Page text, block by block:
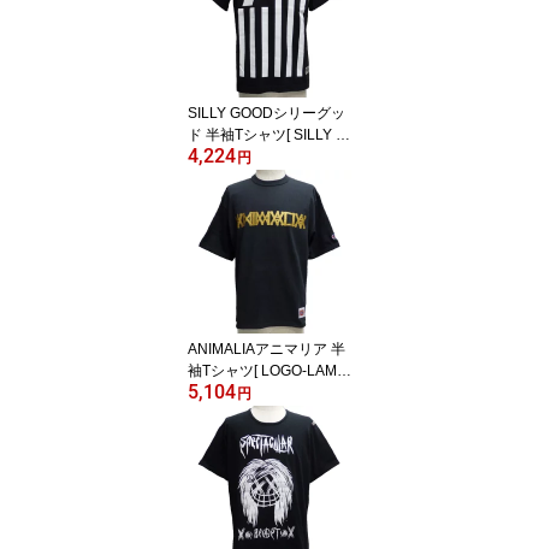
SILLY GOODシリーグッ
ド 半袖Tシャツ[ SILLY B
UILDING ]SG15-SU1TE1
4,224 円
ANIMALIAアニマリア 半
袖Tシャツ[ LOGO-LAME
]AN17U-TE01
5,104 円